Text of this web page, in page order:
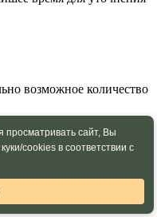
возможное количество
просматривать сайт, Вы
cookies в соответствии с